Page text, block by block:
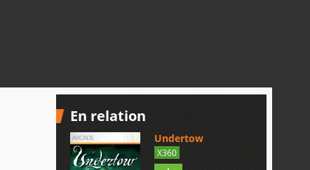
En relation
Undertow
X360